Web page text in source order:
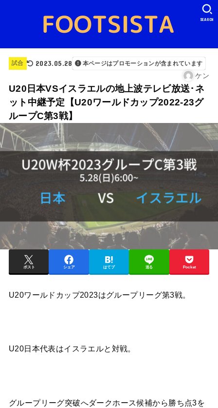
SEARCH
試合 2023.05.28 本ページはプロモーションが含まれています
ケン
U20日本VSイスラエルの地上波テレビ放送･ネ
ット中継予定【U20ワールドカップ2022-23グ
ループC第3戦】
ポスト シェア はてブ 送る Pocket
U20ワールドカップ2023はグループリーグ第3戦。
U20日本代表はイスラエルと対戦。
グループリーグ突破へダークホース候補から勝ち点3を